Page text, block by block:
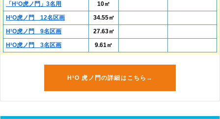
「H¹O虎ノ門」3名用
10㎡
H¹O虎ノ門 12名区画
34.55㎡
H¹O虎ノ門 9名区画
27.63㎡
H¹O虎ノ門 3名区画
9.61㎡
H¹O 虎ノ門の詳細はこちら→